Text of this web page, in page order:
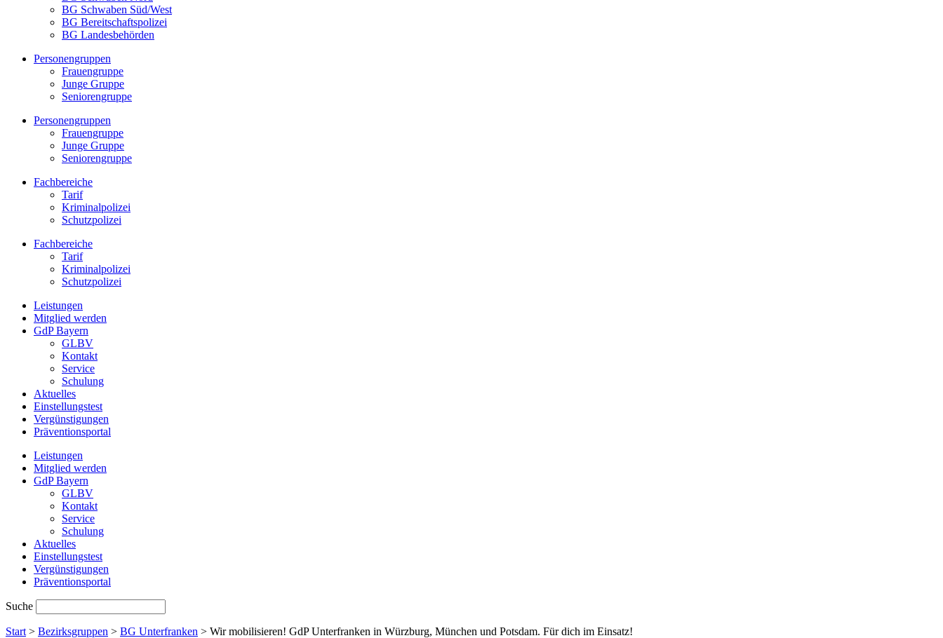
BG Schwaben Süd/West
BG Bereitschaftspolizei
BG Landesbehörden
Personengruppen
Frauengruppe
Junge Gruppe
Seniorengruppe
Personengruppen
Frauengruppe
Junge Gruppe
Seniorengruppe
Fachbereiche
Tarif
Kriminalpolizei
Schutzpolizei
Fachbereiche
Tarif
Kriminalpolizei
Schutzpolizei
Leistungen
Mitglied werden
GdP Bayern
GLBV
Kontakt
Service
Schulung
Aktuelles
Einstellungstest
Vergünstigungen
Präventionsportal
Leistungen
Mitglied werden
GdP Bayern
GLBV
Kontakt
Service
Schulung
Aktuelles
Einstellungstest
Vergünstigungen
Präventionsportal
Suche
Start > Bezirksgruppen > BG Unterfranken > Wir mobilisieren! GdP Unterfranken in Würzburg, München und Potsdam. Für dich im Einsatz!